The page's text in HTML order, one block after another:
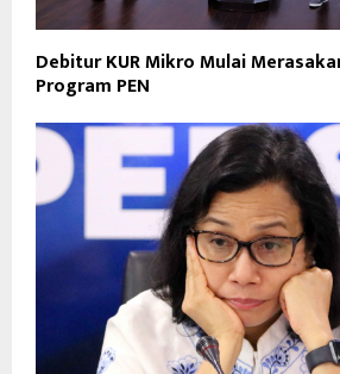
Debitur KUR Mikro Mulai
Program PEN